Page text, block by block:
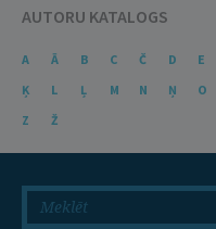
AUTORU KATALOGS
A Ā B C Č D E
Ķ
L Ļ M N Ņ O
Z
Ž